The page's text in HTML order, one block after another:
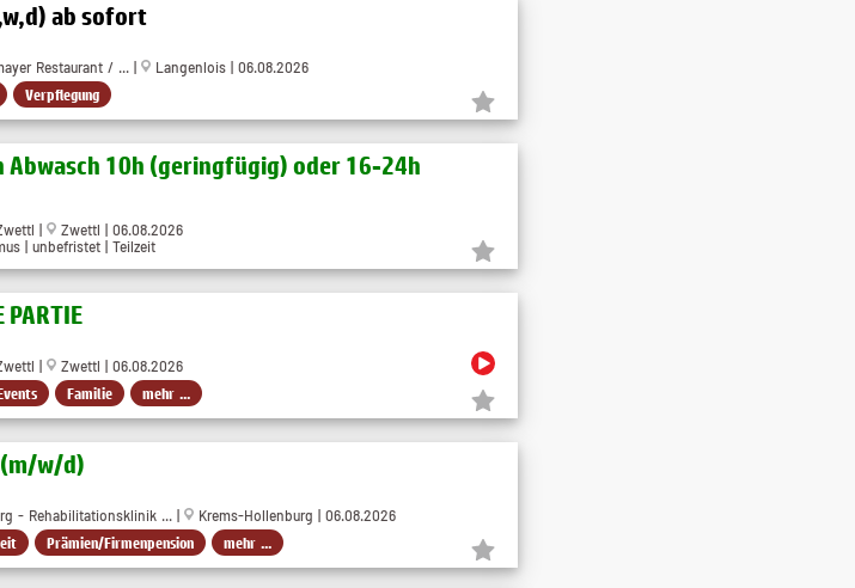
ab sofort
Restaurant / ... | Langenlois | 06.08.2026
Verpflegung
10h (geringfügig) oder 16-24h
|
Zwettl | 06.08.2026
| unbefristet | Teilzeit
PARTIE
| Zwettl | 06.08.2026
Familie mehr ...
w/d)
- Rehabilitationsklinik ... | Krems-Hollenburg | 06.08.2026
Prämien/Firmenpension mehr ...